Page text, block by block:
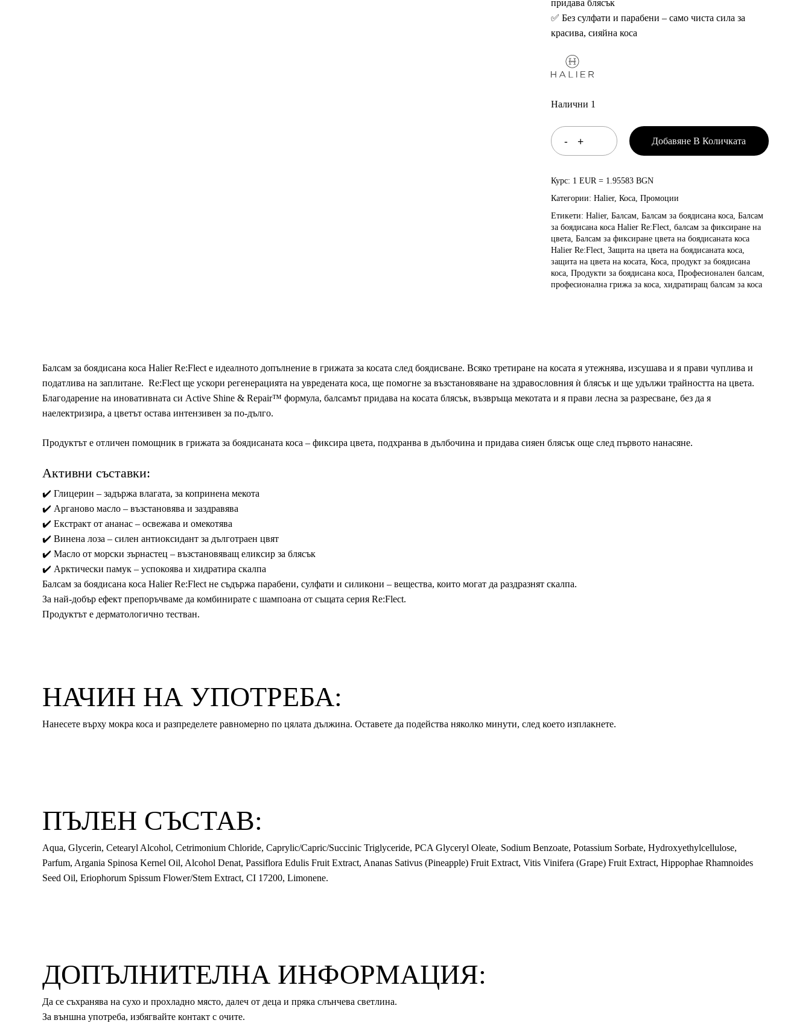
придава блясък
✅ Без сулфати и парабени – само чиста сила за
красива, сияйна коса
Налични 1
Добавяне В Количката
Курс: 1 EUR = 1.95583 BGN
Категории: Halier, Коса, Промоции
Етикети: Halier, Балсам, Балсам за боядисана коса, Балсам
за боядисана коса Halier Re:Flect, балсам за фиксиране на
цвета, Балсам за фиксиране цвета на боядисаната коса
Halier Re:Flect, Защита на цвета на боядисаната коса,
защита на цвета на косата, Коса, продукт за боядисана
коса, Продукти за боядисана коса, Професионален балсам,
професионална грижа за коса, хидратиращ балсам за коса
Балсам за боядисана коса Halier Re:Flect е идеалното допълнение в грижата за косата след боядисване. Всяко третиране на косата я утежнява, изсушава и я прави чуплива и
податлива на заплитане. Re:Flect ще ускори регенерацията на увредената коса, ще помогне за възстановяване на здравословния ѝ блясък и ще удължи трайността на цвета.
Благодарение на иновативната си Active Shine & Repair™ формула, балсамът придава на косата блясък, възвръща мекотата и я прави лесна за разресване, без да я
наелектризира, а цветът остава интензивен за по-дълго.
Продуктът е отличен помощник в грижата за боядисаната коса – фиксира цвета, подхранва в дълбочина и придава сияен блясък още след първото нанасяне.
Активни съставки:
✔️ Глицерин – задържа влагата, за копринена мекота
✔️ Арганово масло – възстановява и заздравява
✔️ Екстракт от ананас – освежава и омекотява
✔️ Винена лоза – силен антиоксидант за дълготраен цвят
✔️ Масло от морски зърнастец – възстановяващ еликсир за блясък
✔️ Арктически памук – успокоява и хидратира скалпа
Балсам за боядисана коса Halier Re:Flect не съдържа парабени, сулфати и силикони – вещества, които могат да раздразнят скалпа.
За най-добър ефект препоръчваме да комбинирате с шампоана от същата серия Re:Flect.
Продуктът е дерматологично тестван.
НАЧИН НА УПОТРЕБА:
Нанесете върху мокра коса и разпределете равномерно по цялата дължина. Оставете да подейства няколко минути, след което изплакнете.
ПЪЛЕН СЪСТАВ:
Aqua, Glycerin, Cetearyl Alcohol, Cetrimonium Chloride, Caprylic/Capric/Succinic Triglyceride, PCA Glyceryl Oleate, Sodium Benzoate, Potassium Sorbate, Hydroxyethylcellulose,
Parfum, Argania Spinosa Kernel Oil, Alcohol Denat, Passiflora Edulis Fruit Extract, Ananas Sativus (Pineapple) Fruit Extract, Vitis Vinifera (Grape) Fruit Extract, Hippophae Rhamnoides
Seed Oil, Eriophorum Spissum Flower/Stem Extract, CI 17200, Limonene.
ДОПЪЛНИТЕЛНА ИНФОРМАЦИЯ:
Да се съхранява на сухо и прохладно място, далеч от деца и пряка слънчева светлина.
За външна употреба, избягвайте контакт с очите.